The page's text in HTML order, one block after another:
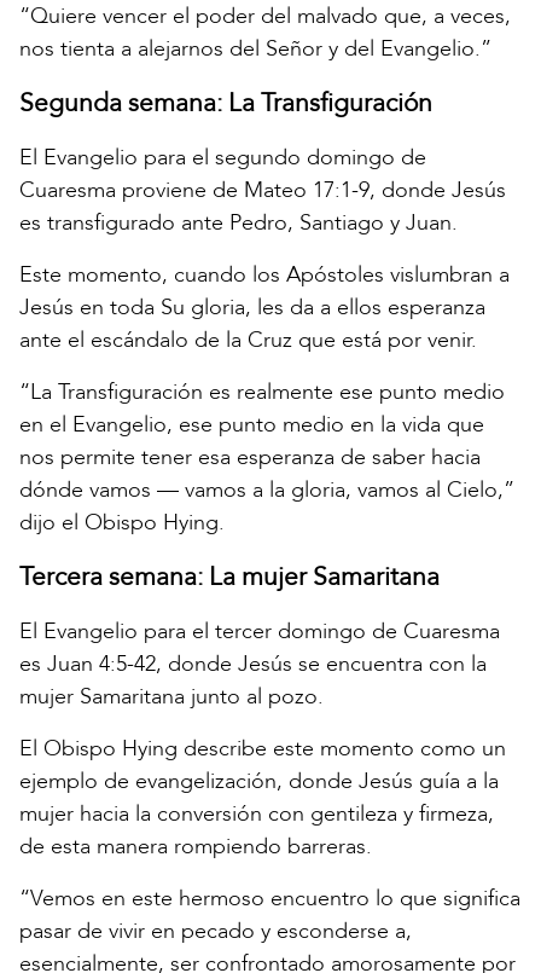
“Quiere vencer el poder del malvado que, a veces,
nos tienta a alejarnos del Señor y del Evangelio.”
Segunda semana: La Transfiguración
El Evangelio para el segundo domingo de
Cuaresma proviene de Mateo 17:1-9, donde Jesús
es transfigurado ante Pedro, Santiago y Juan.
Este momento, cuando los Apóstoles vislumbran a
Jesús en toda Su gloria, les da a ellos esperanza
ante el escándalo de la Cruz que está por venir.
“La Transfiguración es realmente ese punto medio
en el Evangelio, ese punto medio en la vida que
nos permite tener esa esperanza de saber hacia
dónde vamos — vamos a la gloria, vamos al Cielo,”
dijo el Obispo Hying.
Tercera semana: La mujer Samaritana
El Evangelio para el tercer domingo de Cuaresma
es Juan 4:5-42, donde Jesús se encuentra con la
mujer Samaritana junto al pozo.
El Obispo Hying describe este momento como un
ejemplo de evangelización, donde Jesús guía a la
mujer hacia la conversión con gentileza y firmeza,
de esta manera rompiendo barreras.
“Vemos en este hermoso encuentro lo que significa
pasar de vivir en pecado y esconderse a,
esencialmente, ser confrontado amorosamente por